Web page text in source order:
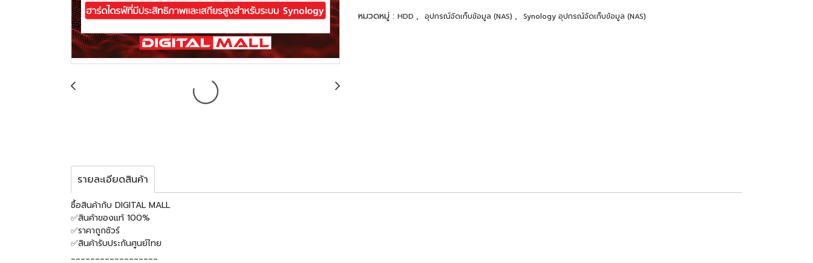
หมวดหมู่ : HDD , อุปกรณ์จัดเก็บข้อมูล (NAS) , Synology อุปกรณ์จัดเก็บข้อมูล (NAS)
รายละเอียดสินค้า
ซื้อสินค้ากับ DIGITAL MALL
✅สินค้าของแท้ 100%
✅ราคาถูกชัวร์
✅สินค้ารับประกันศูนย์ไทย
__________________